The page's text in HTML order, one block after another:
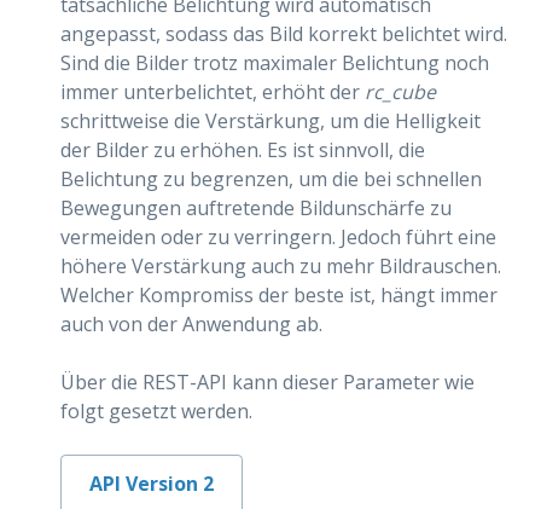
angepasst, sodass das Bild korrekt belichtet wird.
Sind die Bilder trotz maximaler Belichtung noch
immer unterbelichtet, erhöht der rc_cube
schrittweise die Verstärkung, um die Helligkeit
der Bilder zu erhöhen. Es ist sinnvoll, die
Belichtung zu begrenzen, um die bei schnellen
Bewegungen auftretende Bildunschärfe zu
vermeiden oder zu verringern. Jedoch führt eine
höhere Verstärkung auch zu mehr Bildrauschen.
Welcher Kompromiss der beste ist, hängt immer
auch von der Anwendung ab.
Über die REST-API kann dieser Parameter wie
folgt gesetzt werden.
API Version 2